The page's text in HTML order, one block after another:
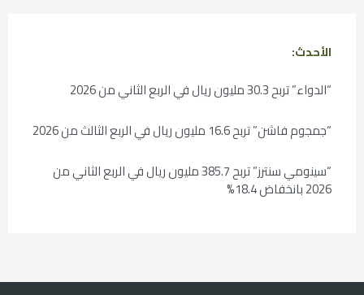
الأحدث:
“الدواء” تربح 30.3 مليون ريال في الربع الثاني من 2026
“جمجوم فاشن” تربح 16.6 مليون ريال في الربع الثالث من 2026
“سينومي سنترز” تربح 385.7 مليون ريال في الربع الثاني من
2026 بانخفاض 18.4%